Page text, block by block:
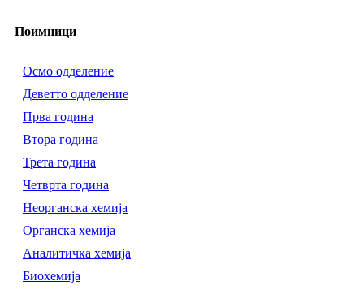
Поимници
Осмо одделение
Деветто одделение
Прва година
Втора година
Трета година
Четврта година
Неорганска хемија
Органска хемија
Аналитичка хемија
Биохемија